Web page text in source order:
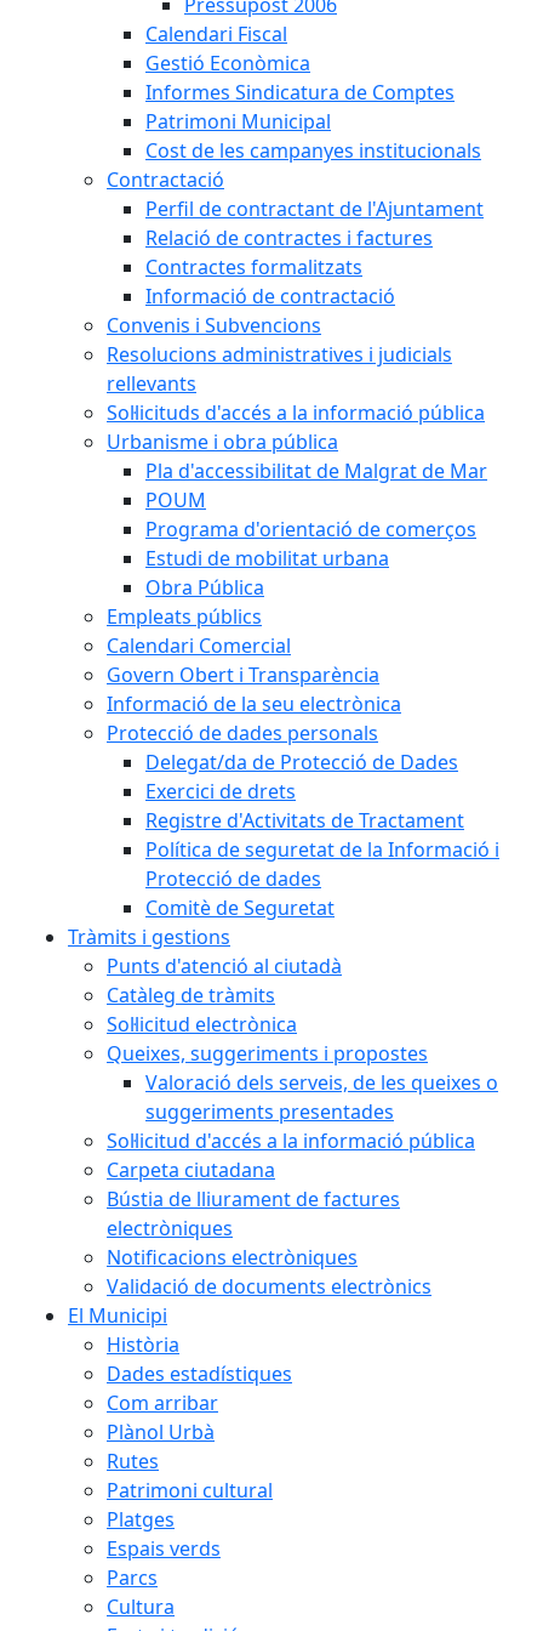
Calendari Fiscal
Gestió Econòmica
Informes Sindicatura de Comptes
Patrimoni Municipal
Cost de les campanyes institucionals
Contractació
Perfil de contractant de l'Ajuntament
Relació de contractes i factures
Contractes formalitzats
Informació de contractació
Convenis i Subvencions
Resolucions administratives i judicials
rellevants
Sol·licituds d'accés a la informació pública
Urbanisme i obra pública
Pla d'accessibilitat de Malgrat de Mar
POUM
Programa d'orientació de comerços
Estudi de mobilitat urbana
Obra Pública
Empleats públics
Calendari Comercial
Govern Obert i Transparència
Informació de la seu electrònica
Protecció de dades personals
Delegat/da de Protecció de Dades
Exercici de drets
Registre d'Activitats de Tractament
Política de seguretat de la Informació i
Protecció de dades
Comitè de Seguretat
Tràmits i gestions
Punts d'atenció al ciutadà
Catàleg de tràmits
Sol·licitud electrònica
Queixes, suggeriments i propostes
Valoració dels serveis, de les queixes o
suggeriments presentades
Sol·licitud d'accés a la informació pública
Carpeta ciutadana
Bústia de lliurament de factures
electròniques
Notificacions electròniques
Validació de documents electrònics
El Municipi
Història
Dades estadístiques
Com arribar
Plànol Urbà
Rutes
Patrimoni cultural
Platges
Espais verds
Parcs
Cultura